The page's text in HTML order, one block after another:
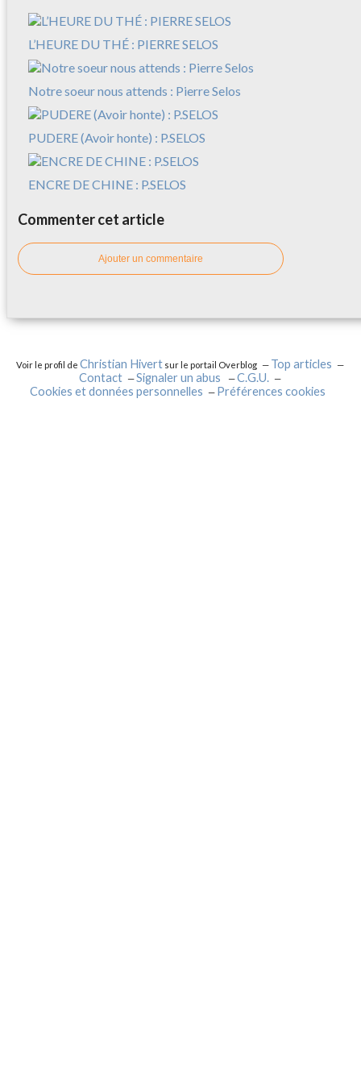
L’HEURE DU THÉ : PIERRE SELOS
Notre soeur nous attends : Pierre Selos
PUDERE (Avoir honte) : P.SELOS
ENCRE DE CHINE : P.SELOS
Commenter cet article
Ajouter un commentaire
Voir le profil deChristian Hivert sur le portail Overblog
Top articles
Contact
Signaler un abus
C.G.U.
Cookies et données personnelles
Préférences cookies